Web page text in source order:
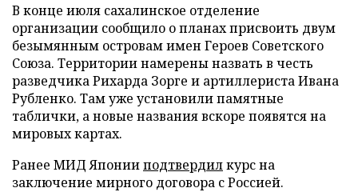
В конце июля сахалинское отделение
организации сообщило о планах присвоить двум
безымянным островам имен Героев Советского
Союза. Территории намерены назвать в честь
разведчика Рихарда Зорге и артиллериста Ивана
Рубленко. Там уже установили памятные
таблички, а новые названия вскоре появятся на
мировых картах.
Ранее МИД Японииподтвердилкурс на
заключение мирного договора с Россией.